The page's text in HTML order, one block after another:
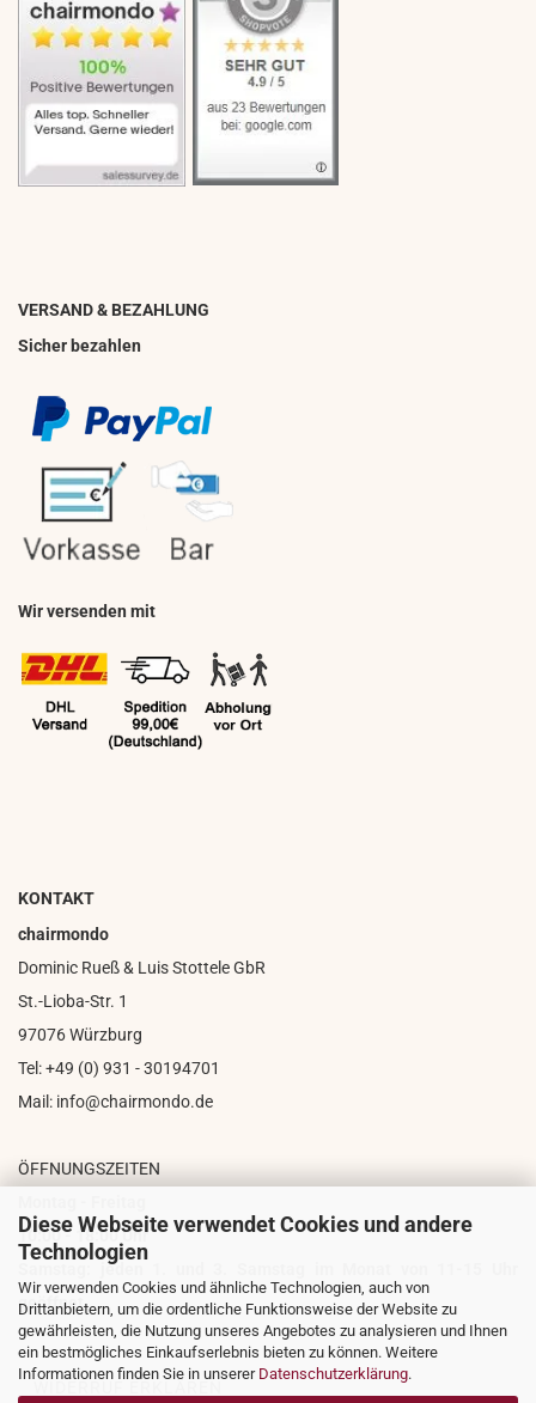
Diese Webseite verwendet Cookies und andere
Technologien
Wir verwenden Cookies und ähnliche Technologien, auch von
Drittanbietern, um die ordentliche Funktionsweise der Website zu
gewährleisten, die Nutzung unseres Angebotes zu analysieren und Ihnen
ein bestmögliches Einkaufserlebnis bieten zu können. Weitere
Informationen finden Sie in unserer Datenschutzerklärung.
VERSAND & BEZAHLUNG
Sicher bezahlen
Wir versenden mit
KONTAKT
chairmondo
Dominic Rueß & Luis Stottele GbR
St.-Lioba-Str. 1
97076 Würzburg
Tel: +49 (0) 931 - 30194701
Mail: info@chairmondo.de
ÖFFNUNGSZEITEN
10:00 - 18:00 Uhr
Samstag: jeden 1. und 3. Samstag im Monat von 11-15 Uhr
geöffnet